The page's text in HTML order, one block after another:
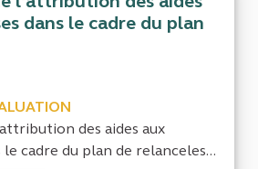
dans le cadre du plan
des aides aux
cadre du plan de relanceles...